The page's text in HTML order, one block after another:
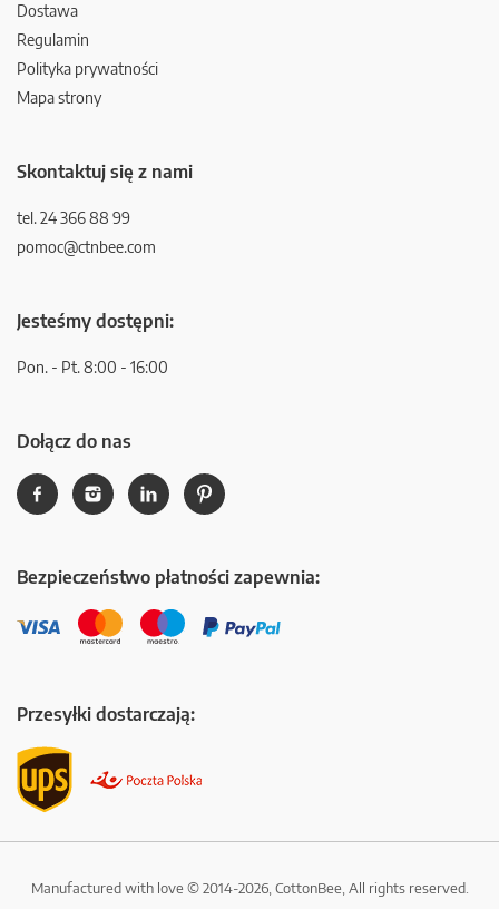
Dostawa
Regulamin
Polityka prywatności
Mapa strony
Skontaktuj się z nami
tel. 24 366 88 99
pomoc@ctnbee.com
Jesteśmy dostępni:
Pon. - Pt. 8:00 - 16:00
Dołącz do nas
Bezpieczeństwo płatności zapewnia:
Przesyłki dostarczają:
Manufactured with love © 2014-2026, CottonBee, All rights reserved.